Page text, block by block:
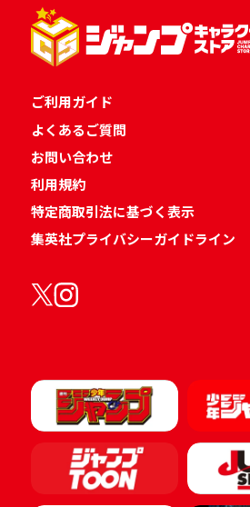
ご利用ガイド
よくあるご質問
お問い合わせ
利用規約
特定商取引法に基づく表示
集英社プライバシーガイドライン